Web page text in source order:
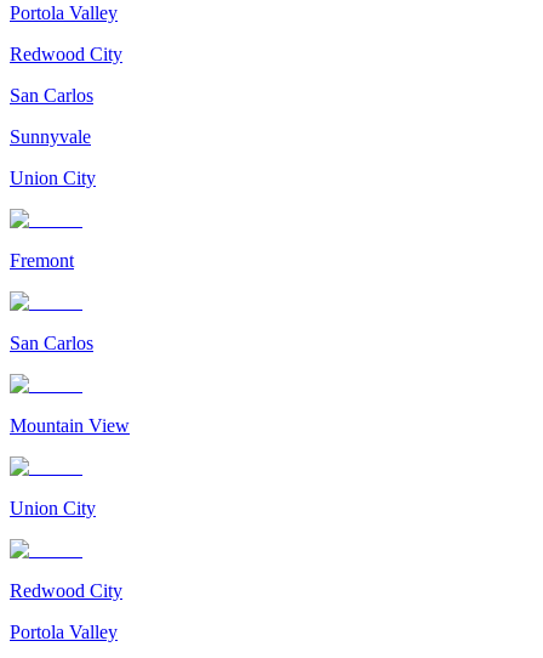
Portola Valley
Redwood City
San Carlos
Sunnyvale
Union City
Fremont
San Carlos
Mountain View
Union City
Redwood City
Portola Valley